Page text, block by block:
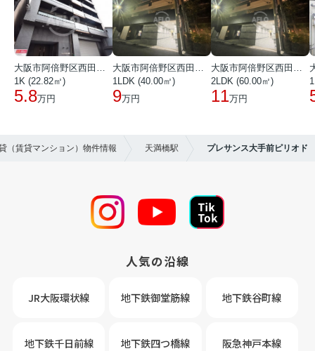
1K (22.82㎡)
5.8万円
1LDK (40.00㎡)
9万円
2LDK (60.00㎡)
11万円
（賃貸マンション）物件情報 天満橋駅 プレサンス大手前ピリオド
人気の沿線
JR大阪環状線 地下鉄御堂筋線 地下鉄谷町線
地下鉄千日前線 地下鉄四つ橋線 阪急神戸本線